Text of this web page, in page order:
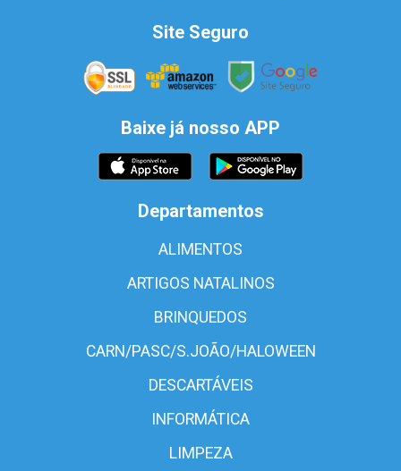
Site Seguro
Baixe já nosso APP
Departamentos
ALIMENTOS
ARTIGOS NATALINOS
BRINQUEDOS
CARN/PASC/S.JOÃO/HALOWEEN
DESCARTÁVEIS
INFORMÁTICA
LIMPEZA